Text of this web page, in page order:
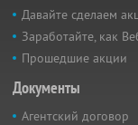
Давайте сделаем
Заработайте, как
Прошедшие акции
Документы
Агентский договор